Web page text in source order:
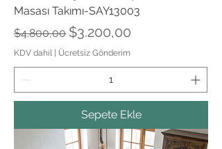
Masası Takımı-SAY13003
Normal Fiyat
$4.800,00 İndirimli Fiyat
$3.200,00
KDV dahil | Ücretsiz Gönderim
Sepete Ekle